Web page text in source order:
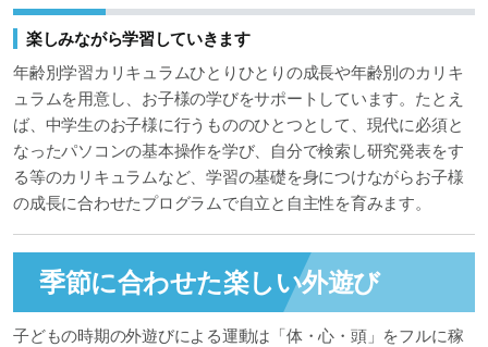
楽しみながら学習していきます
年齢別学習カリキュラムひとりひとりの成長や年齢別のカリキ
ュラムを用意し、お子様の学びをサポートしています。たとえ
ば、中学生のお子様に行うもののひとつとして、現代に必須と
なったパソコンの基本操作を学び、自分で検索し研究発表をす
る等のカリキュラムなど、学習の基礎を身につけながらお子様
の成長に合わせたプログラムで自立と自主性を育みます。
季節に合わせた楽しい外遊び
子どもの時期の外遊びによる運動は「体・心・頭」をフルに稼